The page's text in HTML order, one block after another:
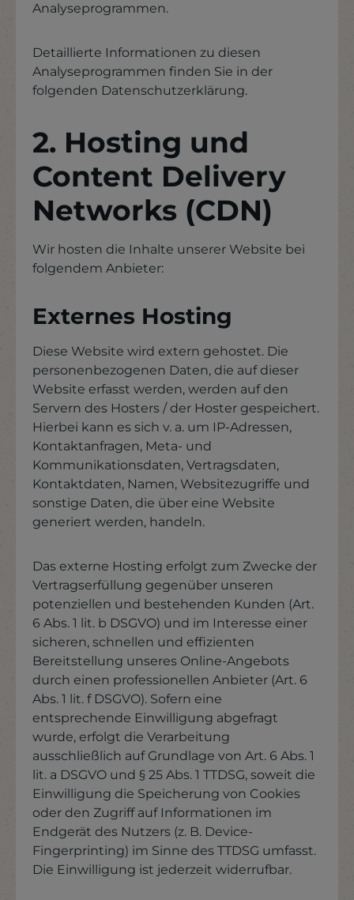
Analyseprogrammen.
Detaillierte Informationen zu diesen
Analyseprogrammen finden Sie in der
folgenden Datenschutzerklärung.
2. Hosting und
Content Delivery
Networks (CDN)
Wir hosten die Inhalte unserer Website bei
folgendem Anbieter:
Externes Hosting
Diese Website wird extern gehostet. Die
personenbezogenen Daten, die auf dieser
Website erfasst werden, werden auf den
Servern des Hosters / der Hoster gespeichert.
Hierbei kann es sich v. a. um IP-Adressen,
Kontaktanfragen, Meta- und
Kommunikationsdaten, Vertragsdaten,
Kontaktdaten, Namen, Websitezugriffe und
sonstige Daten, die über eine Website
generiert werden, handeln.
Das externe Hosting erfolgt zum Zwecke der
Vertragserfüllung gegenüber unseren
potenziellen und bestehenden Kunden (Art.
6 Abs. 1 lit. b DSGVO) und im Interesse einer
sicheren, schnellen und effizienten
Bereitstellung unseres Online-Angebots
durch einen professionellen Anbieter (Art. 6
Abs. 1 lit. f DSGVO). Sofern eine
entsprechende Einwilligung abgefragt
wurde, erfolgt die Verarbeitung
ausschließlich auf Grundlage von Art. 6 Abs. 1
lit. a DSGVO und § 25 Abs. 1 TTDSG, soweit die
Einwilligung die Speicherung von Cookies
oder den Zugriff auf Informationen im
Endgerät des Nutzers (z. B. Device-
Fingerprinting) im Sinne des TTDSG umfasst.
Die Einwilligung ist jederzeit widerrufbar.